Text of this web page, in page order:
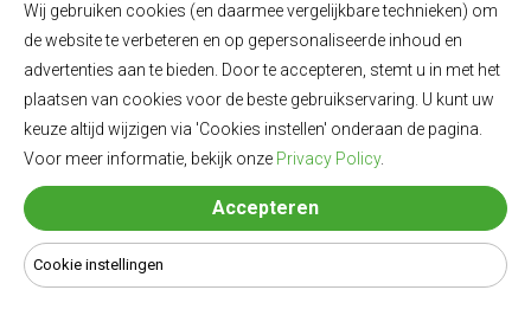
Bagageruimte
528 Ll
Lengte
4915 mm
Wij gebruiken cookies (en daarmee vergelijkbare technieken) om
de website te verbeteren en op gepersonaliseerde inhoud en
advertenties aan te bieden. Door te accepteren, stemt u in met het
plaatsen van cookies voor de beste gebruikservaring. U kunt uw
keuze altijd wijzigen via 'Cookies instellen' onderaan de pagina.
Voor meer informatie, bekijk onze Privacy Policy.
Accepteren
Cookie instellingen